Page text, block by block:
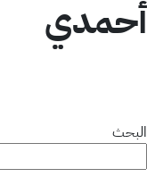
أحمدي
البحث